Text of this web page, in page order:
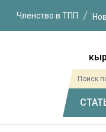
Членство в ТПП
кыр